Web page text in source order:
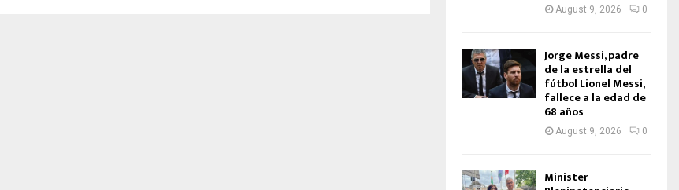
August 9, 2026 0
Jorge Messi, padre
de la estrella del
fútbol Lionel Messi,
fallece a la edad de
68 años
August 9, 2026 0
Minister